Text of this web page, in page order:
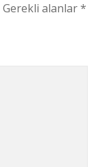
Gerekli alanlar*